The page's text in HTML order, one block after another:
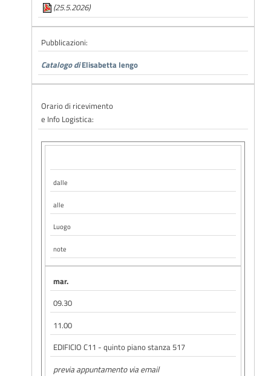
(25.5.2026)
Pubblicazioni:
Catalogo diElisabetta Iengo
Orario di ricevimento
e Info Logistica:
dalle
alle
Luogo
note
mar.
09.30
11.00
EDIFICIO C11 - quinto piano stanza 517
previa appuntamento via email